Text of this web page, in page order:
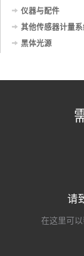
仪器与配件
其他传感器计量
黑体光源
请
在这里可以